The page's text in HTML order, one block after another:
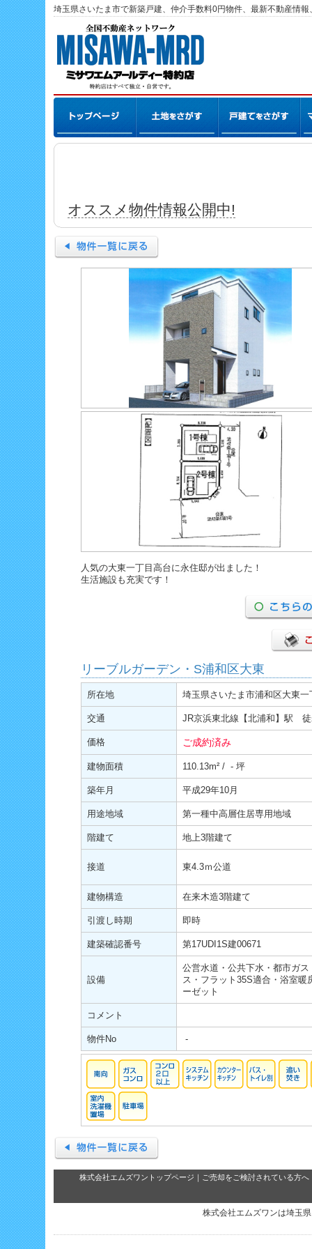
埼玉県さいたま市で新築戸建、仲介手数料0円物件、最新不動産情
オススメ物件情報公開中!
人気の大東一丁目高台に永住邸が出ました！
生活施設も充実です！
リーブルガーデン・S浦和区大東
所在地 埼玉県さいたま市浦和区大東一
交通 JR京浜東北線【北浦和】駅
価格 ご成約済み
建物面積 110.13m² / - 坪
築年月 平成29年10月
用途地域 第一種中高層住居専用地域
階建て 地上3階建て
接道 東4.3ｍ公道
建物構造 在来木造3階建て
引渡し時期 即時
建築確認番号 第17UDI1S建00671
設備
公営水道・公共下水・都市ガ
ス・フラット35S適合・浴室
ーゼット
コメント
物件No -
株式会社エムズワントップページ ｜ ご売却をご検討されている方へ
株式会社エムズワンは埼玉